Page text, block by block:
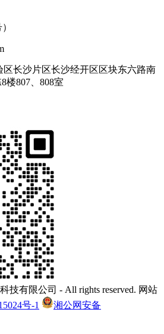
长沙片区长沙经开区区块东六路南
楼807、808室
技有限公司 - All rights reserved. 网站
号-1
湘公网安备